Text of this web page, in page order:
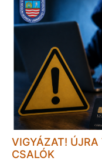
VIGYÁZAT!
CSALÓK